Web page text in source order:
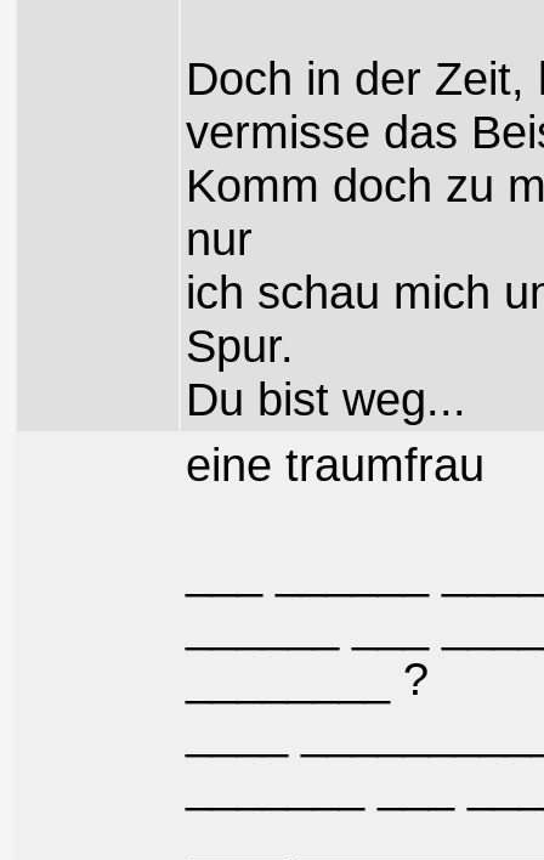
Doch in der Zeit,
vermisse das
Komm doch zu
nur
ich schau mich
Spur.
Du bist weg...
eine traumfrau
________ ?